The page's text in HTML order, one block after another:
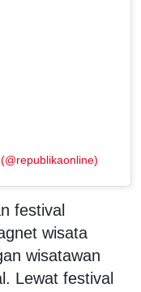
festival
wisata
wisatawan
Lewat festival